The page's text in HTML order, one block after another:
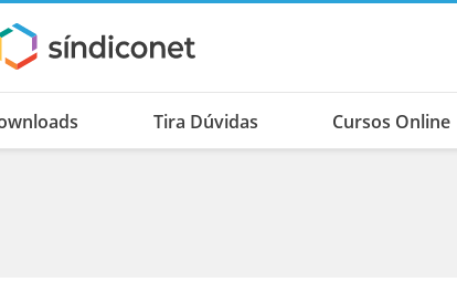
Tira Dúvidas Cursos Online